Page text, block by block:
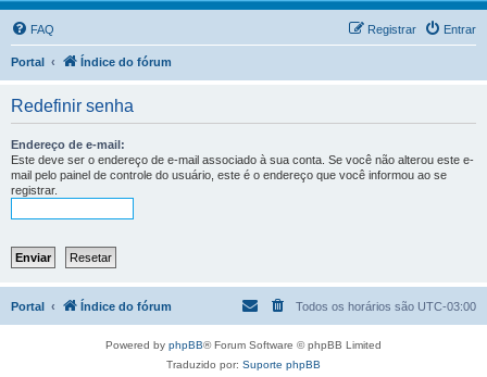
FAQ Entrar
Registrar
Portal Índice do fórum
Redefinir senha
Endereço de e-mail:
Este deve ser o endereço de e-mail associado à sua conta. Se você não alterou este e-
mail pelo painel de controle do usuário, este é o endereço que você informou ao se
registrar.
Portal Índice do fórum Todos os horários são UTC-03:00
Powered by phpBB® Forum Software © phpBB Limited
Traduzido por: Suporte phpBB